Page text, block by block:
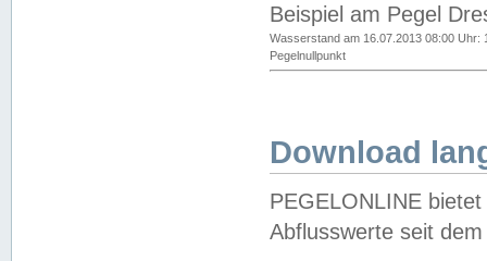
Beispiel am Pegel
Wasserstand am 16.07.2013 08:00 Uhr:
Pegelnullpunkt
Download
PEGELONLINE
Abflusswerte seit